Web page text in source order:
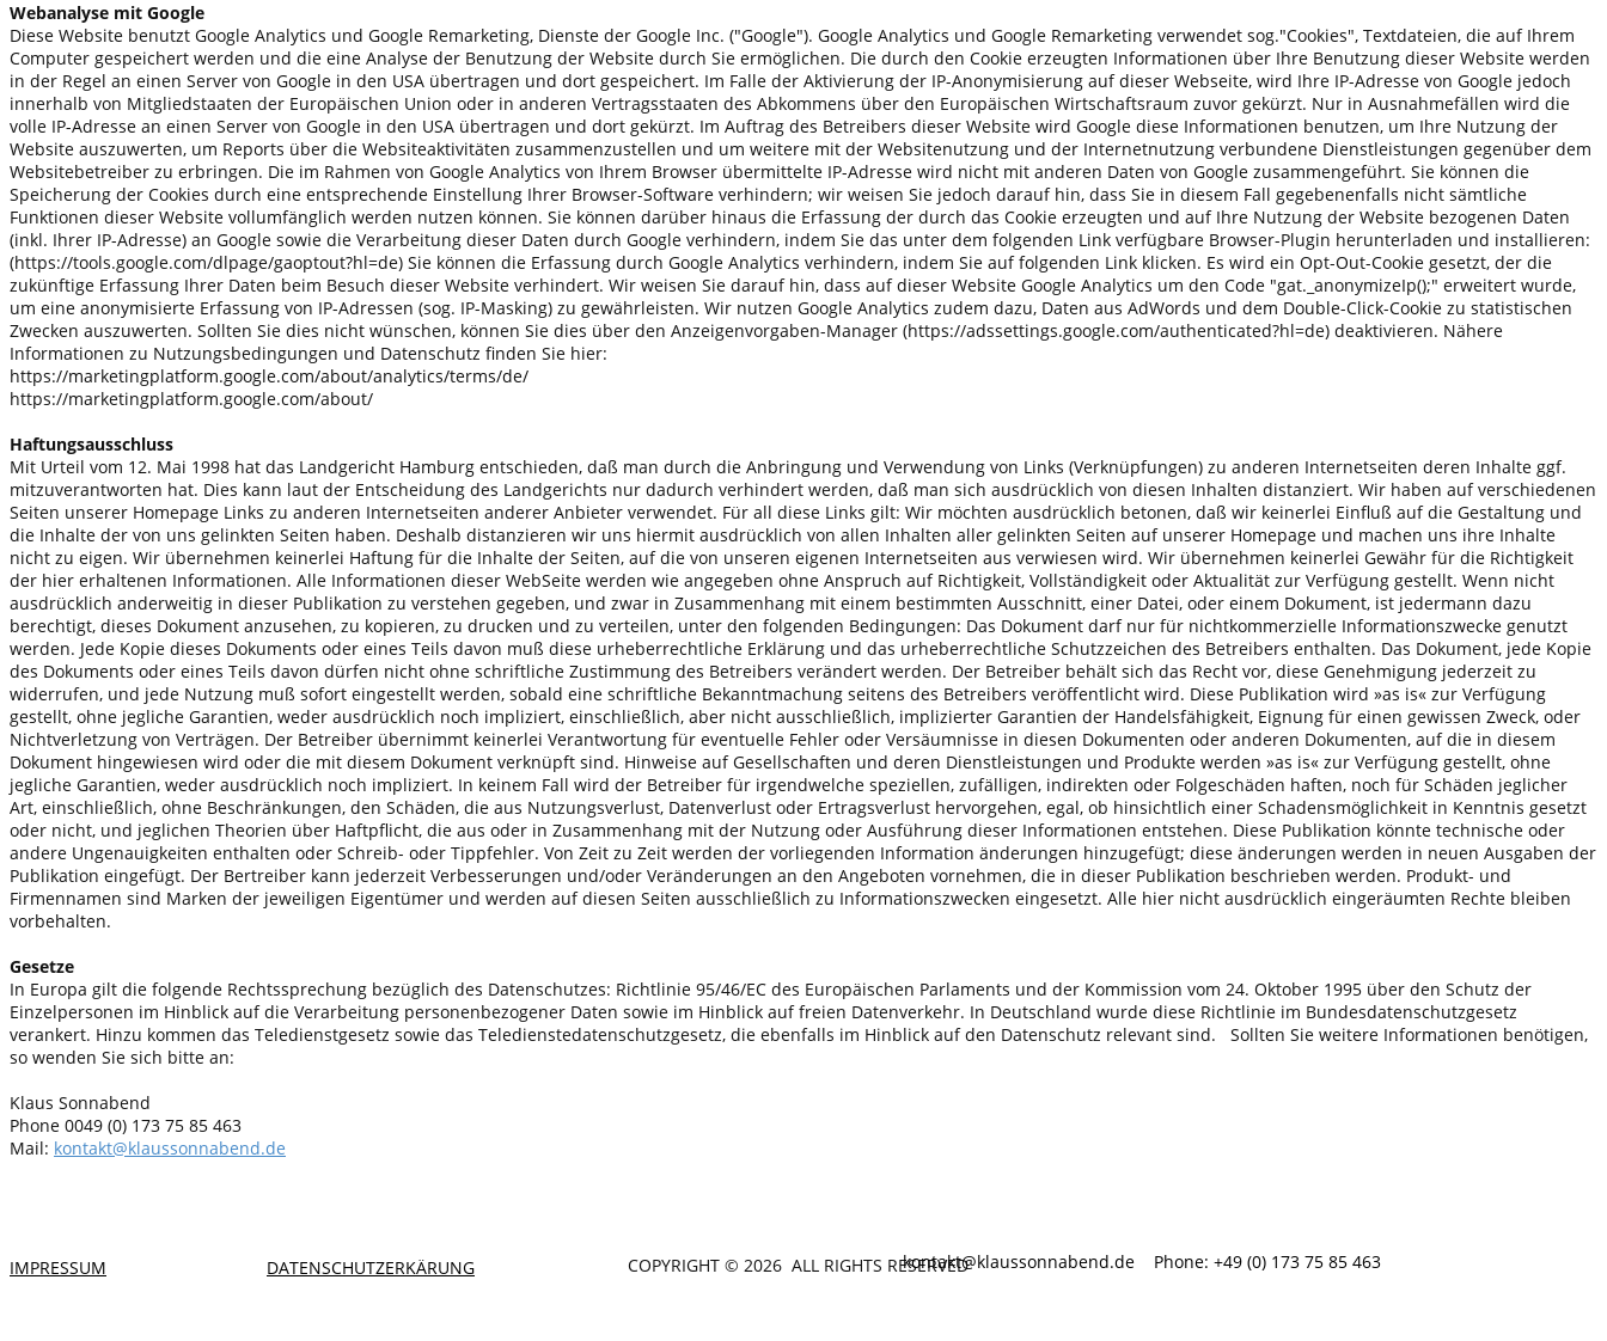
Webanalyse mit Google
Diese Website benutzt Google Analytics und Google Remarketing, Dienste der Google Inc. ("Google"). Google Analytics und Google Remarketing verwendet sog."Cookies", Textdateien, die auf Ihrem
Computer gespeichert werden und die eine Analyse der Benutzung der Website durch Sie ermöglichen. Die durch den Cookie erzeugten Informationen über Ihre Benutzung dieser Website werden
in der Regel an einen Server von Google in den USA übertragen und dort gespeichert. Im Falle der Aktivierung der IP-Anonymisierung auf dieser Webseite, wird Ihre IP-Adresse von Google jedoch
innerhalb von Mitgliedstaaten der Europäischen Union oder in anderen Vertragsstaaten des Abkommens über den Europäischen Wirtschaftsraum zuvor gekürzt. Nur in Ausnahmefällen wird die
volle IP-Adresse an einen Server von Google in den USA übertragen und dort gekürzt. Im Auftrag des Betreibers dieser Website wird Google diese Informationen benutzen, um Ihre Nutzung der
Website auszuwerten, um Reports über die Websiteaktivitäten zusammenzustellen und um weitere mit der Websitenutzung und der Internetnutzung verbundene Dienstleistungen gegenüber dem
Websitebetreiber zu erbringen. Die im Rahmen von Google Analytics von Ihrem Browser übermittelte IP-Adresse wird nicht mit anderen Daten von Google zusammengeführt. Sie können die
Speicherung der Cookies durch eine entsprechende Einstellung Ihrer Browser-Software verhindern; wir weisen Sie jedoch darauf hin, dass Sie in diesem Fall gegebenenfalls nicht sämtliche
Funktionen dieser Website vollumfänglich werden nutzen können. Sie können darüber hinaus die Erfassung der durch das Cookie erzeugten und auf Ihre Nutzung der Website bezogenen Daten
(inkl. Ihrer IP-Adresse) an Google sowie die Verarbeitung dieser Daten durch Google verhindern, indem Sie das unter dem folgenden Link verfügbare Browser-Plugin herunterladen und installieren:
(https://tools.google.com/dlpage/gaoptout?hl=de) Sie können die Erfassung durch Google Analytics verhindern, indem Sie auf folgenden Link klicken. Es wird ein Opt-Out-Cookie gesetzt, der die
zukünftige Erfassung Ihrer Daten beim Besuch dieser Website verhindert. Wir weisen Sie darauf hin, dass auf dieser Website Google Analytics um den Code "gat._anonymizeIp();" erweitert wurde,
um eine anonymisierte Erfassung von IP-Adressen (sog. IP-Masking) zu gewährleisten. Wir nutzen Google Analytics zudem dazu, Daten aus AdWords und dem Double-Click-Cookie zu statistischen
Zwecken auszuwerten. Sollten Sie dies nicht wünschen, können Sie dies über den Anzeigenvorgaben-Manager (https://adssettings.google.com/authenticated?hl=de) deaktivieren. Nähere
Informationen zu Nutzungsbedingungen und Datenschutz finden Sie hier:
https://marketingplatform.google.com/about/analytics/terms/de/
https://marketingplatform.google.com/about/
Haftungsausschluss
Mit Urteil vom 12. Mai 1998 hat das Landgericht Hamburg entschieden, daß man durch die Anbringung und Verwendung von Links (Verknüpfungen) zu anderen Internetseiten deren Inhalte ggf.
mitzuverantworten hat. Dies kann laut der Entscheidung des Landgerichts nur dadurch verhindert werden, daß man sich ausdrücklich von diesen Inhalten distanziert. Wir haben auf verschiedenen
Seiten unserer Homepage Links zu anderen Internetseiten anderer Anbieter verwendet. Für all diese Links gilt: Wir möchten ausdrücklich betonen, daß wir keinerlei Einfluß auf die Gestaltung und
die Inhalte der von uns gelinkten Seiten haben. Deshalb distanzieren wir uns hiermit ausdrücklich von allen Inhalten aller gelinkten Seiten auf unserer Homepage und machen uns ihre Inhalte
nicht zu eigen. Wir übernehmen keinerlei Haftung für die Inhalte der Seiten, auf die von unseren eigenen Internetseiten aus verwiesen wird. Wir übernehmen keinerlei Gewähr für die Richtigkeit
der hier erhaltenen Informationen. Alle Informationen dieser WebSeite werden wie angegeben ohne Anspruch auf Richtigkeit, Vollständigkeit oder Aktualität zur Verfügung gestellt. Wenn nicht
ausdrücklich anderweitig in dieser Publikation zu verstehen gegeben, und zwar in Zusammenhang mit einem bestimmten Ausschnitt, einer Datei, oder einem Dokument, ist jedermann dazu
berechtigt, dieses Dokument anzusehen, zu kopieren, zu drucken und zu verteilen, unter den folgenden Bedingungen: Das Dokument darf nur für nichtkommerzielle Informationszwecke genutzt
werden. Jede Kopie dieses Dokuments oder eines Teils davon muß diese urheberrechtliche Erklärung und das urheberrechtliche Schutzzeichen des Betreibers enthalten. Das Dokument, jede Kopie
des Dokuments oder eines Teils davon dürfen nicht ohne schriftliche Zustimmung des Betreibers verändert werden. Der Betreiber behält sich das Recht vor, diese Genehmigung jederzeit zu
widerrufen, und jede Nutzung muß sofort eingestellt werden, sobald eine schriftliche Bekanntmachung seitens des Betreibers veröffentlicht wird. Diese Publikation wird »as is« zur Verfügung
gestellt, ohne jegliche Garantien, weder ausdrücklich noch impliziert, einschließlich, aber nicht ausschließlich, implizierter Garantien der Handelsfähigkeit, Eignung für einen gewissen Zweck, oder
Nichtverletzung von Verträgen. Der Betreiber übernimmt keinerlei Verantwortung für eventuelle Fehler oder Versäumnisse in diesen Dokumenten oder anderen Dokumenten, auf die in diesem
Dokument hingewiesen wird oder die mit diesem Dokument verknüpft sind. Hinweise auf Gesellschaften und deren Dienstleistungen und Produkte werden »as is« zur Verfügung gestellt, ohne
jegliche Garantien, weder ausdrücklich noch impliziert. In keinem Fall wird der Betreiber für irgendwelche speziellen, zufälligen, indirekten oder Folgeschäden haften, noch für Schäden jeglicher
Art, einschließlich, ohne Beschränkungen, den Schäden, die aus Nutzungsverlust, Datenverlust oder Ertragsverlust hervorgehen, egal, ob hinsichtlich einer Schadensmöglichkeit in Kenntnis gesetzt
oder nicht, und jeglichen Theorien über Haftpflicht, die aus oder in Zusammenhang mit der Nutzung oder Ausführung dieser Informationen entstehen. Diese Publikation könnte technische oder
andere Ungenauigkeiten enthalten oder Schreib- oder Tippfehler. Von Zeit zu Zeit werden der vorliegenden Information änderungen hinzugefügt; diese änderungen werden in neuen Ausgaben der
Publikation eingefügt. Der Bertreiber kann jederzeit Verbesserungen und/oder Veränderungen an den Angeboten vornehmen, die in dieser Publikation beschrieben werden. Produkt- und
Firmennamen sind Marken der jeweiligen Eigentümer und werden auf diesen Seiten ausschließlich zu Informationszwecken eingesetzt. Alle hier nicht ausdrücklich eingeräumten Rechte bleiben
vorbehalten.
Gesetze
In Europa gilt die folgende Rechtssprechung bezüglich des Datenschutzes: Richtlinie 95/46/EC des Europäischen Parlaments und der Kommission vom 24. Oktober 1995 über den Schutz der
Einzelpersonen im Hinblick auf die Verarbeitung personenbezogener Daten sowie im Hinblick auf freien Datenverkehr. In Deutschland wurde diese Richtlinie im Bundesdatenschutzgesetz
verankert. Hinzu kommen das Teledienstgesetz sowie das Teledienstedatenschutzgesetz, die ebenfalls im Hinblick auf den Datenschutz relevant sind. Sollten Sie weitere Informationen benötigen,
so wenden Sie sich bitte an:
Klaus Sonnabend
Phone 0049 (0) 173 75 85 463
Mail: kontakt@klaussonnabend.de
IMPRESSUM DATENSCHUTZERKÄRUNG COPYRIGHT © 2026 ALL RIGHTS RESERVEDkontakt@klaussonnabend.de Phone: +49 (0) 173 75 85 463